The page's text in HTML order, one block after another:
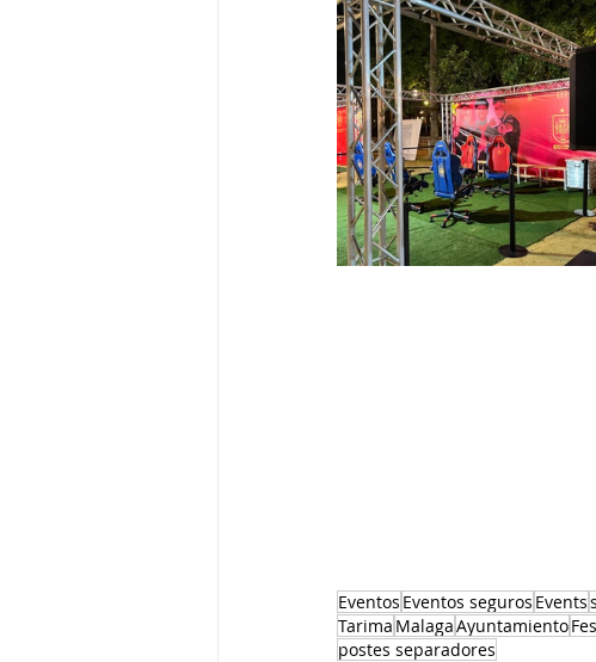
Eventos Eventos seguros Events
Tarima MalagaAyuntamiento
postes separadores